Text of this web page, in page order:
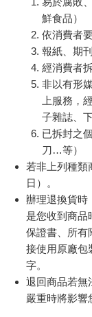
30歲那年，他不
我該如何改變命
自於不斷學習、
有錢人永遠知道
拿走我所有的財
都會再次成為世
此，想要永遠的
功的理由，往往
有四分之一的知
很難想像，許多
識已經過期。大
去自己最重要的
擅長的勞力，生
器都不如。超時
腦。是什麼教育
洛克斐勒說：整
加入金石堂
態：
提醒您！！
金石堂及銀行均
ATM提款機，請
退換貨須知：
**提醒您，鑑賞
依據「消費者
「通訊交易解
後，除商品本
易於腐敗
鮮食品）
依消費者